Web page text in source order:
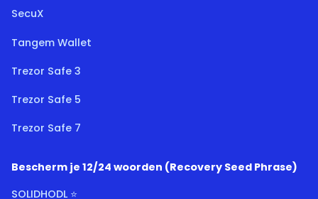
SecuX
Tangem Wallet
Trezor Safe 3
Trezor Safe 5
Trezor Safe 7
Bescherm je 12/24 woorden (Recovery Seed Phrase)
SOLIDHODL ⭐